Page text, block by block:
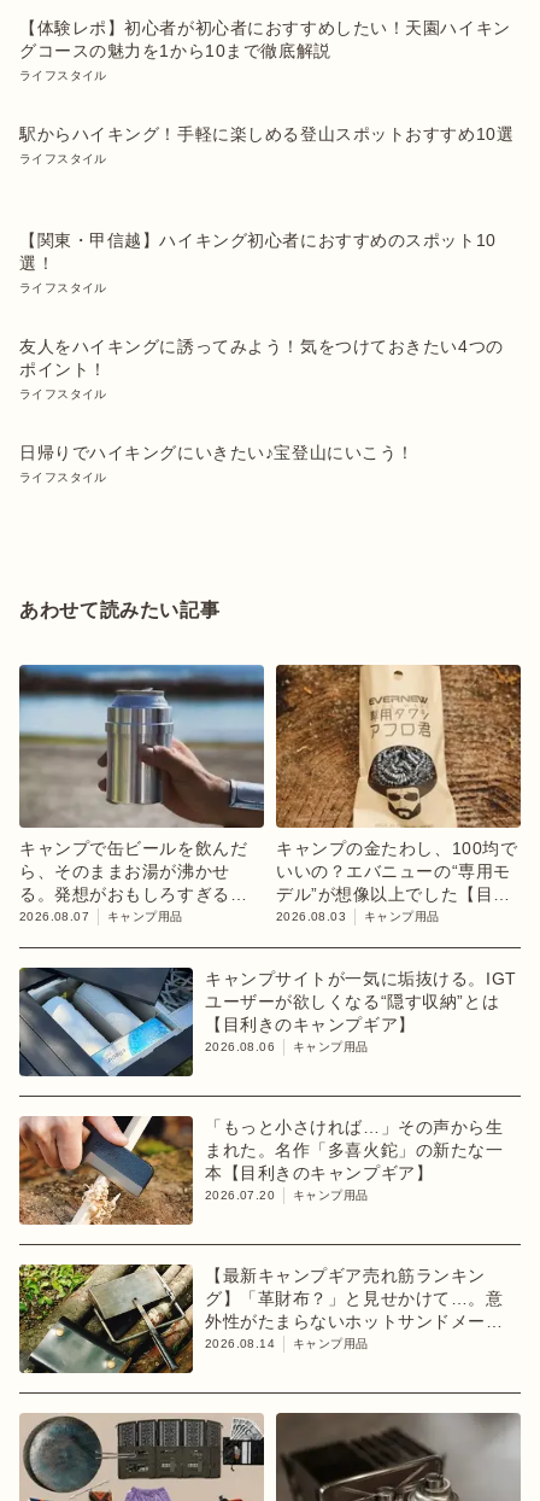
【体験レポ】初心者が初心者におすすめしたい！天園ハイキン
グコースの魅力を1から10まで徹底解説
ライフスタイル
駅からハイキング！手軽に楽しめる登山スポットおすすめ10選
ライフスタイル
【関東・甲信越】ハイキング初心者におすすめのスポット10
選！
ライフスタイル
友人をハイキングに誘ってみよう！気をつけておきたい4つの
ポイント！
ライフスタイル
日帰りでハイキングにいきたい♪宝登山にいこう！
ライフスタイル
あわせて読みたい記事
キャンプで缶ビールを飲んだ
ら、そのままお湯が沸かせ
る。発想がおもしろすぎるギ
ア【目利きのキャンプギア】
2026.08.07 キャンプ用品
キャンプの金たわし、100均で
いいの？エバニューの“専用モ
デル”が想像以上でした【目利
きのキャンプギア】
2026.08.03 キャンプ用品
キャンプサイトが一気に垢抜ける。IGT
ユーザーが欲しくなる“隠す収納”とは
【目利きのキャンプギア】
2026.08.06 キャンプ用品
「もっと小さければ…」その声から生
まれた。名作「多喜火鉈」の新たな一
本【目利きのキャンプギア】
2026.07.20 キャンプ用品
【最新キャンプギア売れ筋ランキン
グ】「革財布？」と見せかけて…。意
外性がたまらないホットサンドメーカ
ーが1位【8月2週目】
2026.08.14 キャンプ用品